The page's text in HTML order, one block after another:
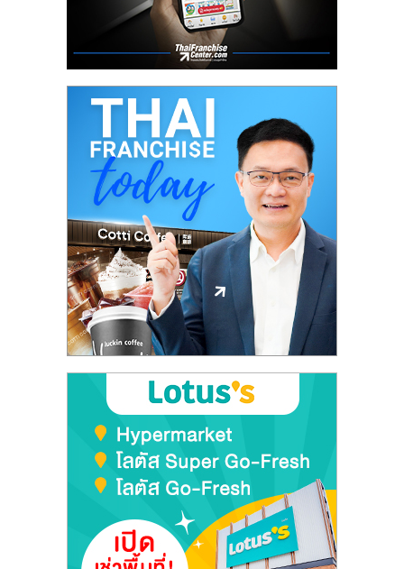
ปรึกษา
ลงทุน
และ
ขยาย
ไชส์,